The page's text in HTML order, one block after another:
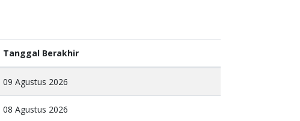
Tanggal Berakhir
09 Agustus 2026
08 Agustus 2026